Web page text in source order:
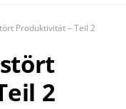
Produktivität – Teil 2
2